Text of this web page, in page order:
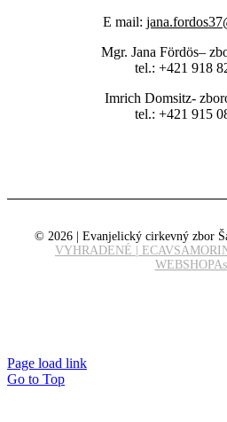
E mail:
Mgr. Jana Fördös–
tel.: +421 918
Imrich Domsitz-
tel.: +421 915
© 2026 | Evanjelický cirkevný zbor
VYHRADENÉ |
Page load link
Go to Top